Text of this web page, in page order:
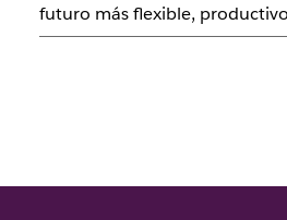
futuro más flexible,